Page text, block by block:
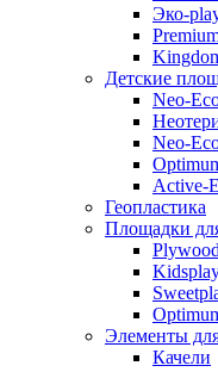
Эко-
Детские
Neo-
Neo-
Active-
Геопластика
Площадки
Элементы
Качели